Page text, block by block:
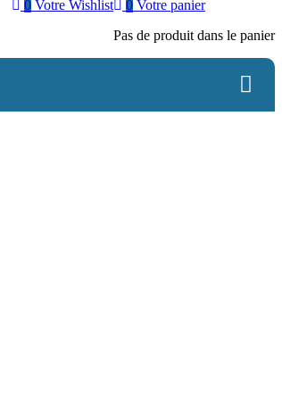
0 Votre panier
Pas de produit dans le panier
0 Votre Wishlist